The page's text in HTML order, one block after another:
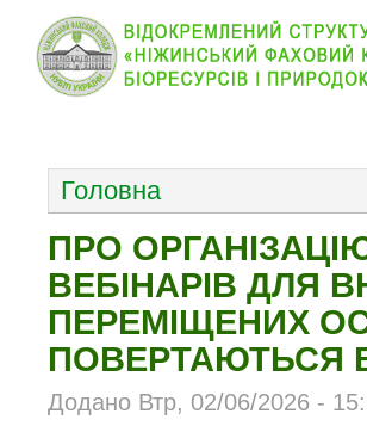
Головна
ПРО
ВЕБІНАРІВ ДЛЯ
ПЕРЕМІЩЕНИХ
ПОВЕРТАЮТЬСЯ
Додано Втр, 02/06/2026 -